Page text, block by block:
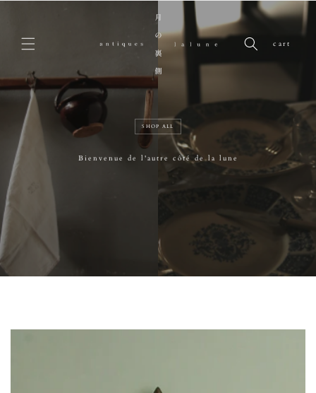
cart
SHOP ALL
Bienvenue de l'autre côté de la lune